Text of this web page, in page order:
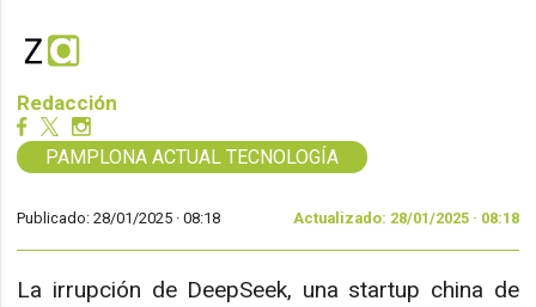
Redacción
PAMPLONA ACTUAL TECNOLOGÍA
Publicado: 28/01/2025 ·08:18 Actualizado: 28/01/2025 · 08:18
La irrupción de DeepSeek, una startup china de